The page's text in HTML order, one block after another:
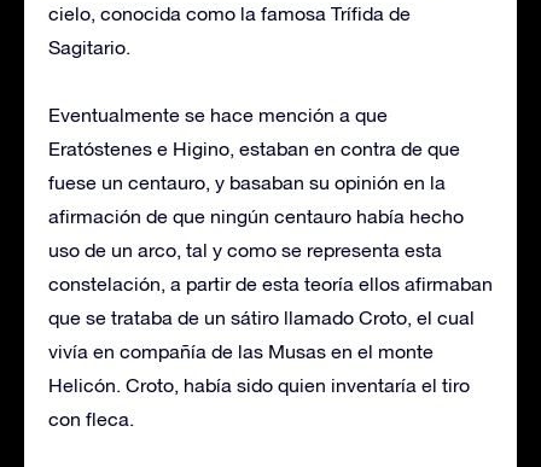
cielo, conocida como la famosa Trífida de
Sagitario.
Eventualmente se hace mención a que
Eratóstenes e Higino, estaban en contra de que
fuese un centauro, y basaban su opinión en la
afirmación de que ningún centauro había hecho
uso de un arco, tal y como se representa esta
constelación, a partir de esta teoría ellos afirmaban
que se trataba de un sátiro llamado Croto, el cual
vivía en compañía de las Musas en el monte
Helicón. Croto, había sido quien inventaría el tiro
con fleca.